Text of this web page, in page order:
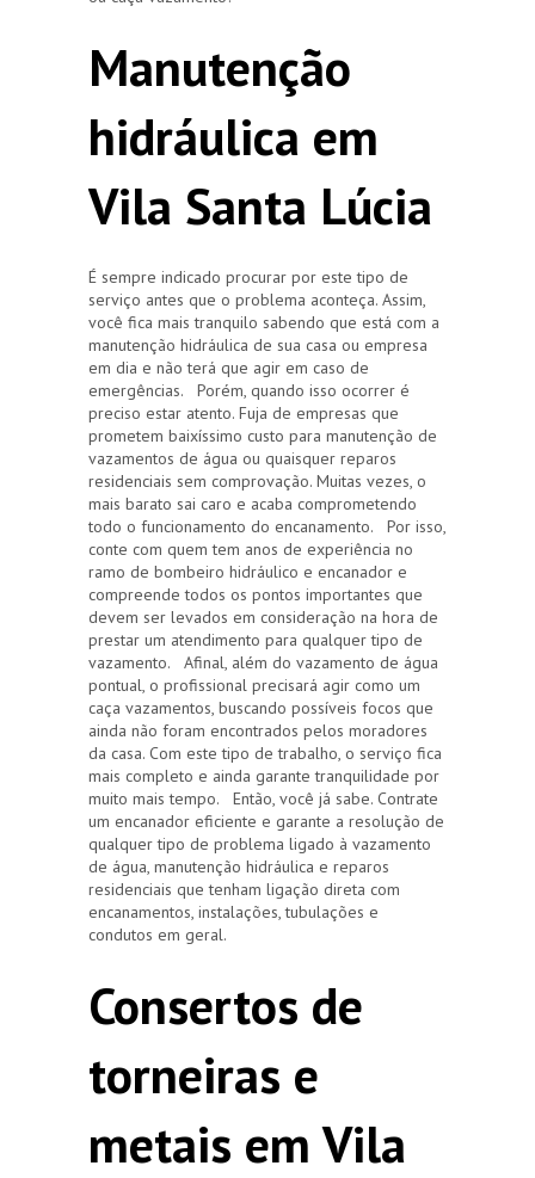
Manutenção
hidráulica em
Vila Santa Lúcia
É sempre indicado procurar por este tipo de
serviço antes que o problema aconteça. Assim,
você fica mais tranquilo sabendo que está com a
manutenção hidráulica de sua casa ou empresa
em dia e não terá que agir em caso de
emergências. Porém, quando isso ocorrer é
preciso estar atento. Fuja de empresas que
prometem baixíssimo custo para manutenção de
vazamentos de água ou quaisquer reparos
residenciais sem comprovação. Muitas vezes, o
mais barato sai caro e acaba comprometendo
todo o funcionamento do encanamento. Por isso,
conte com quem tem anos de experiência no
ramo de bombeiro hidráulico e encanador e
compreende todos os pontos importantes que
devem ser levados em consideração na hora de
prestar um atendimento para qualquer tipo de
vazamento. Afinal, além do vazamento de água
pontual, o profissional precisará agir como um
caça vazamentos, buscando possíveis focos que
ainda não foram encontrados pelos moradores
da casa. Com este tipo de trabalho, o serviço fica
mais completo e ainda garante tranquilidade por
muito mais tempo. Então, você já sabe. Contrate
um encanador eficiente e garante a resolução de
qualquer tipo de problema ligado à vazamento
de água, manutenção hidráulica e reparos
residenciais que tenham ligação direta com
encanamentos, instalações, tubulações e
condutos em geral.
Consertos de
torneiras e
metais em Vila